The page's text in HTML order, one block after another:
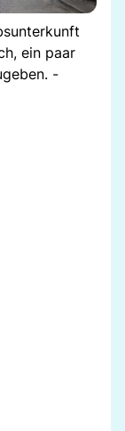
ein paar
-